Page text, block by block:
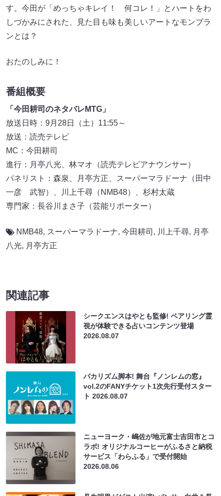
す。今田が「めっちゃキレイ！ 何コレ！」とハートをわ
しづかみにされた、見た目も味も美しいアートなモンブラ
ンとは？
おたのしみに！
番組概要
「今田耕司のネタバレMTG」
放送日時：9月28日（土）11:55～
放送：読売テレビ
MC：今田耕司
進行：月亭八光、林マオ（読売テレビアナウンサー）
パネリスト：森泉、月亭方正、スーパーマラドーナ（田中
一彦 武智）、川上千尋（NMB48）、杉村太蔵
専門家：長谷川まさ子（芸能リポーター）
NMB48, スーパーマラドーナ, 今田耕司 , 川上千尋, 月亭
八光, 月亭方正
関連記事
シークエンスはやとも監修! ペアリング霊
視が体験できる占いコンテンツ登場
2026.08.07
バカリズム脚本! 舞台『ノンレムの窓』
vol.2のFANYチケット1次先行受付スター
ト2026.08.07
ニューヨーク・嶋佐が地元富士吉田市とコ
ラボ! オリジナルコーヒーがふるさと納税
サービス「わらふる」で受付開始
2026.08.06